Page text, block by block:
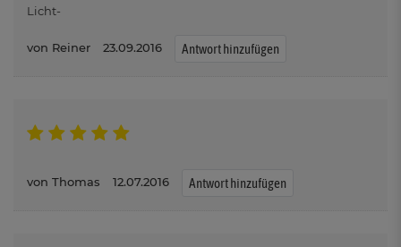
Licht-
Reiner 23.09.2016 Antwort hinzufügen
Thomas 12.07.2016 Antwort hinzufügen